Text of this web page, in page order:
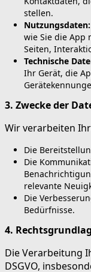
stellen.
Nutzungsdaten:
wie Sie die App
Seiten,
Technische
Ihr Gerät, die
3. Zwecke der
Wir verarbeiten
Die
Die
relevante
Die
Bedürfnisse.
4.
Die Verarbeitung
DSGVO,